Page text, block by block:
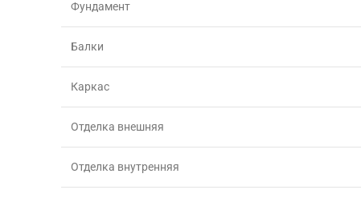
Фундамент
Балки
Каркас
Отделка внешняя
Отделка внутренняя